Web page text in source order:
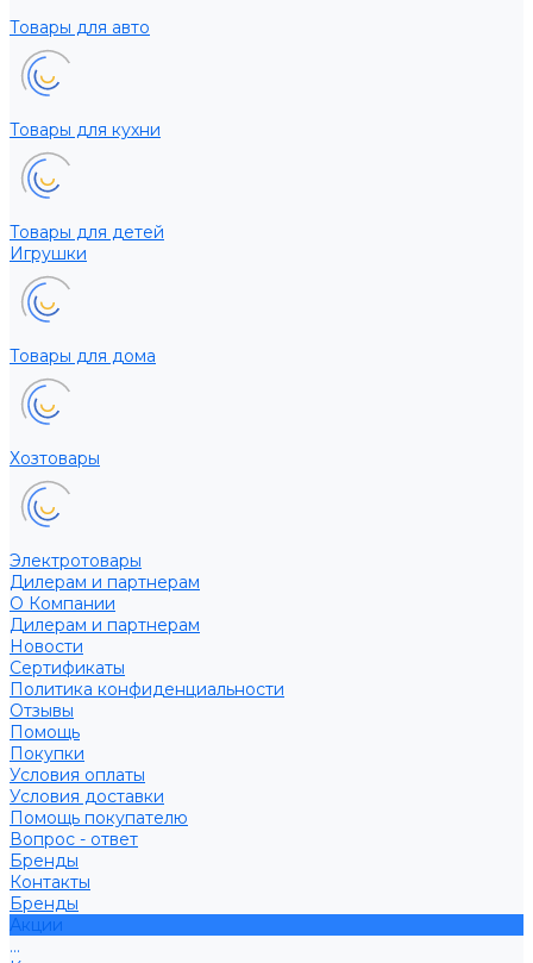
Товары для авто
Товары для кухни
Товары для детей
Игрушки
Товары для дома
Хозтовары
Электротовары
Дилерам и партнерам
О Компании
Дилерам и партнерам
Новости
Сертификаты
Политика конфиденциальности
Отзывы
Помощь
Покупки
Условия оплаты
Условия доставки
Помощь покупателю
Вопрос - ответ
Бренды
Контакты
Бренды
Акции
...